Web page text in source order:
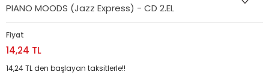
PIANO MOODS (Jazz Express) - CD 2.EL
Fiyat
14,24 TL
14,24 TL den başlayan taksitlerle!!